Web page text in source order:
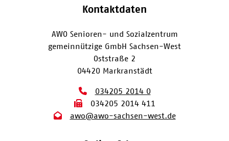
Kontaktdaten
AWO Senioren- und Sozialzentrum
gemeinnützige GmbH Sachsen-West
Oststraße 2
04420 Markranstädt
034205 2014 0
034205 2014 411
awo@awo-sachsen-west.de